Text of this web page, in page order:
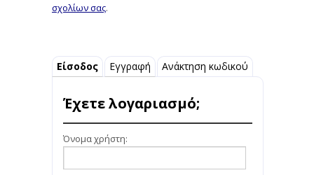
σχολίων σας.
Είσοδος Εγγραφή Ανάκτηση κωδικού
Έχετε λογαριασμό;
Όνομα χρήστη: